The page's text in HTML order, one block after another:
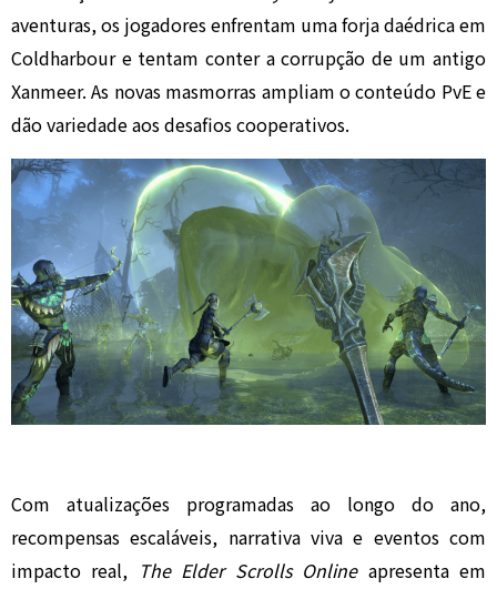
aventuras, os jogadores enfrentam uma forja daédrica em
Coldharbour e tentam conter a corrupção de um antigo
Xanmeer. As novas masmorras ampliam o conteúdo PvE e
dão variedade aos desafios cooperativos.
Com atualizações programadas ao longo do ano,
recompensas escaláveis, narrativa viva e eventos com
impacto real, The Elder Scrolls Onlineapresenta em